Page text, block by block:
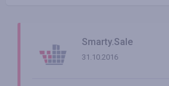
Smarty.Sale
31.10.2016